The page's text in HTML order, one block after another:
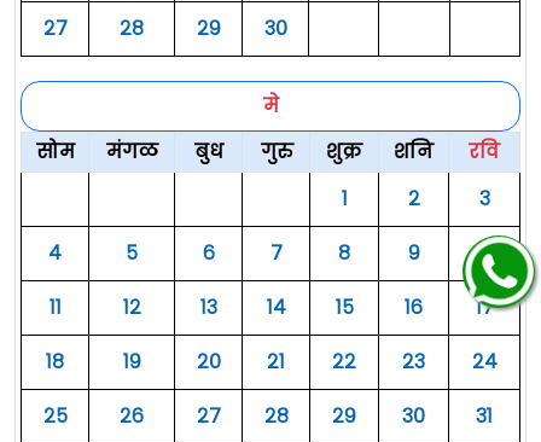
२७
२८ २९ ३०
मे
सोम
मंगळ बुध गुरु शुक्र शनि
रवि
१
२
३
४
५ ६ ७ ८ ९
१०
११
१२ १३ १४ १५ १६
१७
१८
१९ २० २१ २२ २३
२४
२५
२६ २७ २८ २९ ३० ३१